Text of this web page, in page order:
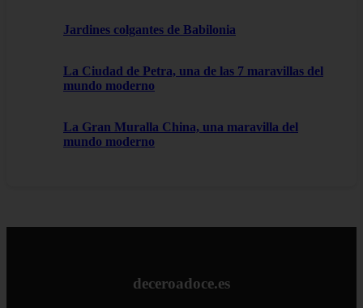
Jardines colgantes de Babilonia
La Ciudad de Petra, una de las 7 maravillas del
mundo moderno
La Gran Muralla China, una maravilla del
mundo moderno
deceroadoce.es